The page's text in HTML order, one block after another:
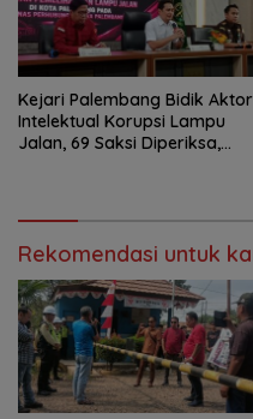
Kejari Palembang Bidik Aktor
Intelektual Korupsi Lampu
Jalan, 69 Saksi Diperiksa,
Rekomendasi untuk